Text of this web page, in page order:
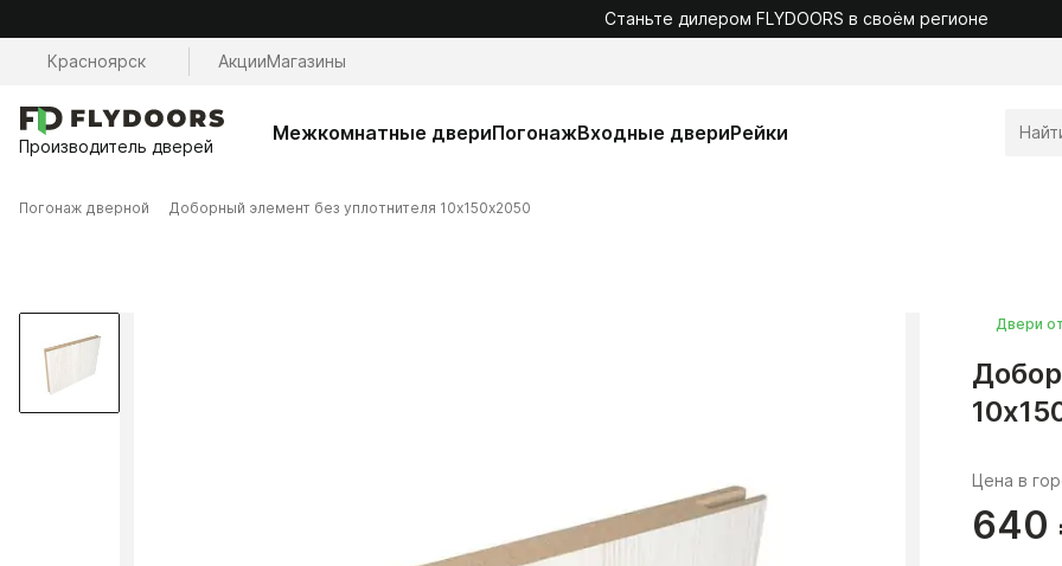
Станьте дилером FLYDOORS в своём регионе
Красноярск АкцииМагазины
Производитель дверей
Межкомнатные двериПогонажВходные двериРейки
Погонаж дверной Доборный элемент без уплотнителя 10х150х2050
Двери
Цена в
640